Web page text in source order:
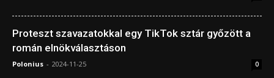
Proteszt szavazatokkal egy TikTok sztár győzött a
román elnökválasztáson
Polonius - 2024-11-25 0